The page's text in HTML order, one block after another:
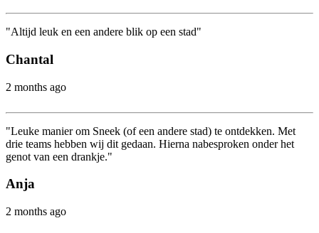
"Altijd leuk en een andere blik op een stad"
Chantal
2 months ago
"Leuke manier om Sneek (of een andere stad) te ontdekken. Met
drie teams hebben wij dit gedaan. Hierna nabesproken onder het
genot van een drankje."
Anja
2 months ago